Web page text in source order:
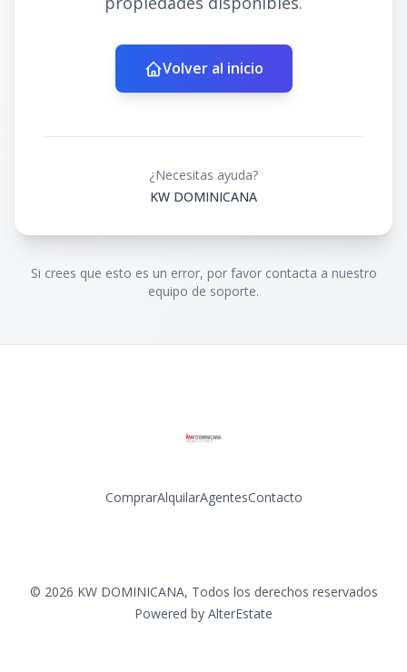
Volver al inicio
¿Necesitas ayuda?
KW DOMINICANA
Si crees que esto es un error, por favor contacta a nuestro
equipo de soporte.
ComprarAlquilarAgentesContacto
© 2026 KW DOMINICANA, Todos los derechos reservados
Powered by AlterEstate